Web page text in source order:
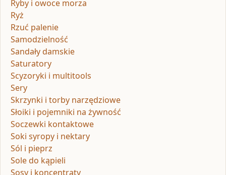
Ryby i owoce morza
Ryż
Rzuć palenie
Samodzielność
Sandały damskie
Saturatory
Scyzoryki i multitools
Sery
Skrzynki i torby narzędziowe
Słoiki i pojemniki na żywność
Soczewki kontaktowe
Soki syropy i nektary
Sól i pieprz
Sole do kąpieli
Sosy i koncentraty